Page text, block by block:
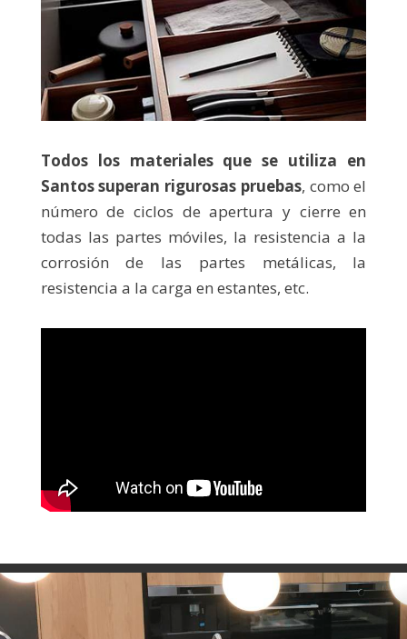
Todos los materiales que se utiliza en
Santos superan rigurosas pruebas, como el
número de ciclos de apertura y cierre en
todas las partes móviles, la resistencia a la
corrosión de las partes metálicas, la
resistencia a la carga en estantes, etc.